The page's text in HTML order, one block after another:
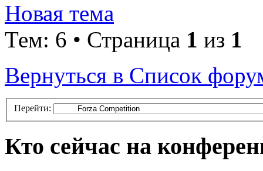
Новая тема
Тем: 6 • Страница 1 из 1
Вернуться в Список
Перейти:
Кто сейчас на